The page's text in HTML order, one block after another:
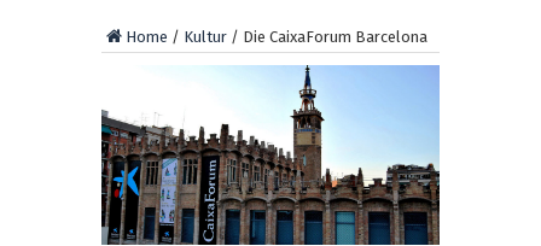
Home / Kultur / Die CaixaForum Barcelona